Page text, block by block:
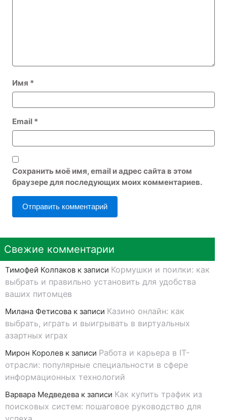
Имя *
Email *
Сохранить моё имя, email и адрес сайта в этом
браузере для последующих моих комментариев.
Свежие комментарии
Тимофей Колпаков к записи Кормушки и поилки: как
выбрать и правильно установить для удобства
ваших питомцев
Милана Фетисова к записи Казино онлайн: как
выбрать, играть и выигрывать в виртуальных
азартных играх
Мирон Королев к записи Работа и карьера в IT-
отрасли: популярные специальности в сфере
информационных технологий
Варвара Медведева к записи Как купить трафик из
поисковых систем: пошаговое руководство для